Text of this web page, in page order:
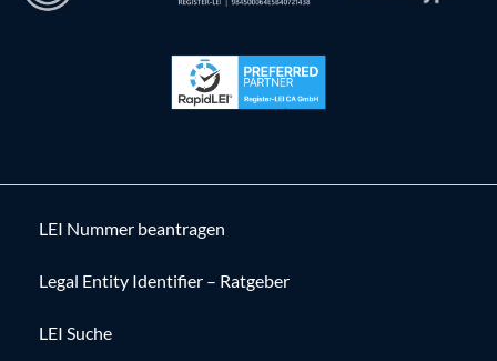
LEI Nummer beantragen
Legal Entity Identifier – Ratgeber
LEI Suche